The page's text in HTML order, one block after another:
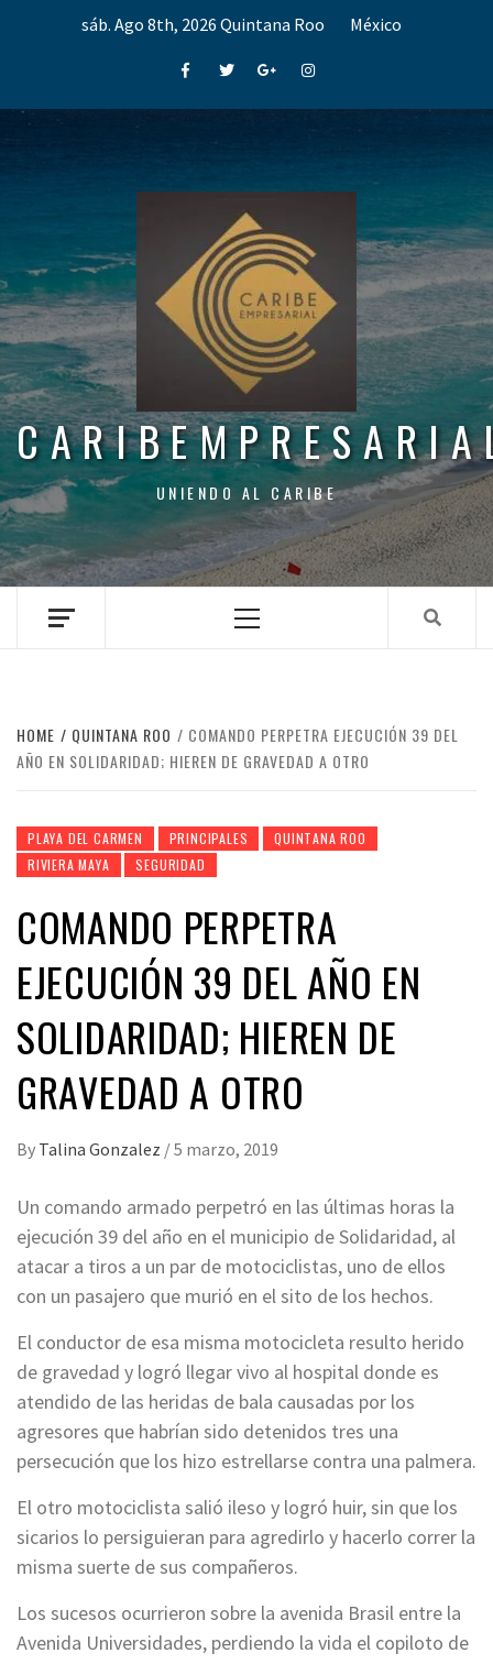
sáb. Ago 8th, 2026 Quintana Roo México
FacebookTwitterGoogle+Instagram
UNIENDO AL CARIBE
Menu
HOME QUINTANA ROO
COMANDO PERPETRA EJECUCIÓN 39 DEL
AÑO EN SOLIDARIDAD; HIEREN DE GRAVEDAD A OTRO
PLAYA DEL CARMEN PRINCIPALES
QUINTANA ROO
RIVIERA MAYA
SEGURIDAD
COMANDO PERPETRA
EJECUCIÓN 39 DEL AÑO EN
SOLIDARIDAD; HIEREN DE
GRAVEDAD A OTRO
By Talina Gonzalez /5 marzo, 2019
Un comando armado perpetró en las últimas horas la
ejecución 39 del año en el municipio de Solidaridad, al
atacar a tiros a un par de motociclistas, uno de ellos
con un pasajero que murió en el sito de los hechos.
El conductor de esa misma motocicleta resulto herido
de gravedad y logró llegar vivo al hospital donde es
atendido de las heridas de bala causadas por los
agresores que habrían sido detenidos tres una
persecución que los hizo estrellarse contra una palmera.
El otro motociclista salió ileso y logró huir, sin que los
sicarios lo persiguieran para agredirlo y hacerlo correr la
misma suerte de sus compañeros.
Los sucesos ocurrieron sobre la avenida Brasil entre la
Avenida Universidades, perdiendo la vida el copiloto de